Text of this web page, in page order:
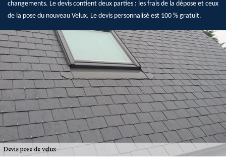
changements. Le devis contient deux parties : les frais de la dépose et ceux
de la pose du nouveau Velux. Le devis personnalisé est 100 % gratuit.